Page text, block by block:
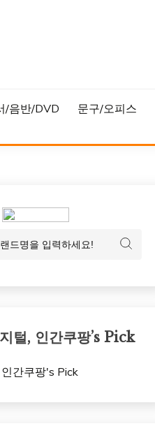
/음반/DVD 문구/오피스
털, 인간쿠팡’s Pick